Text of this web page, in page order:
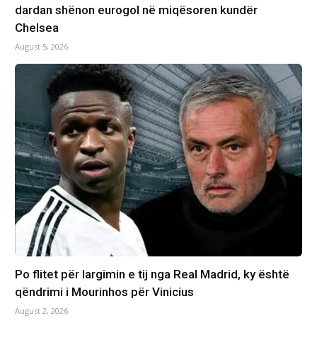
dardan shënon eurogol në miqësoren kundër
Chelsea
August 5, 2026
Po flitet për largimin e tij nga Real Madrid, ky është
qëndrimi i Mourinhos për Vinicius
August 2, 2026